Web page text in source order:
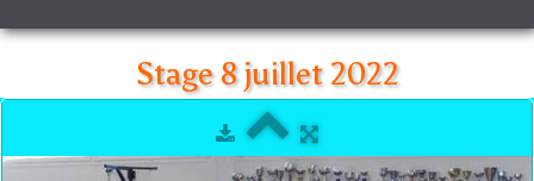
Stage 8 juillet 2022